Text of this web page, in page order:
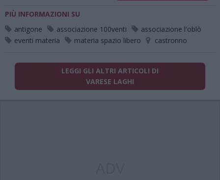
PIÙ INFORMAZIONI SU
antigone
associazione 100venti
associazione l'oblò
eventi materia
materia spazio libero castronno
LEGGI GLI ALTRI ARTICOLI DI
VARESE LAGHI